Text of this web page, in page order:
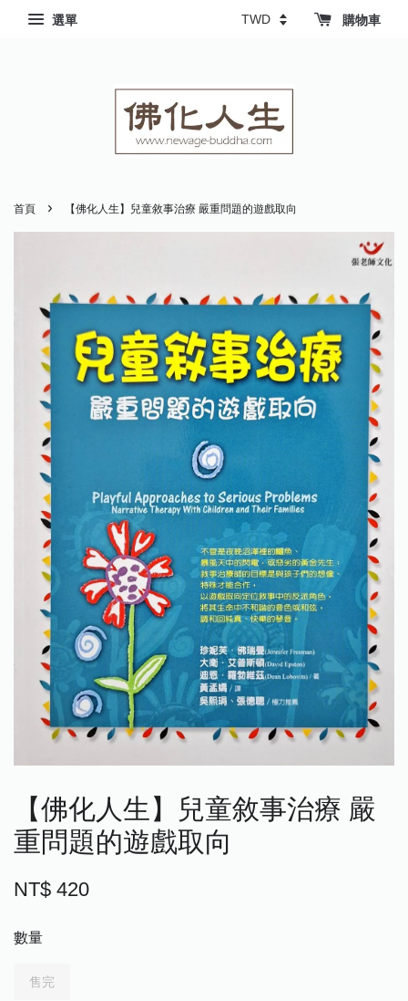
選單 購物車
首頁 › 【佛化人生】兒童敘事治療 嚴重問題的遊戲取向
【佛化人生】兒童敘事治療 嚴
重問題的遊戲取向
NT$ 420
數量
售完